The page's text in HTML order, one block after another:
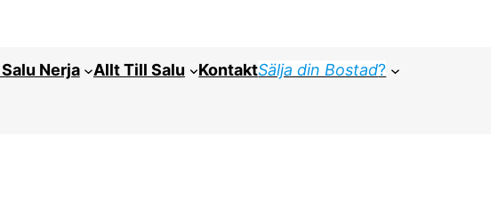
Nerja Allt Till Salu KontaktSälja din Bostad?